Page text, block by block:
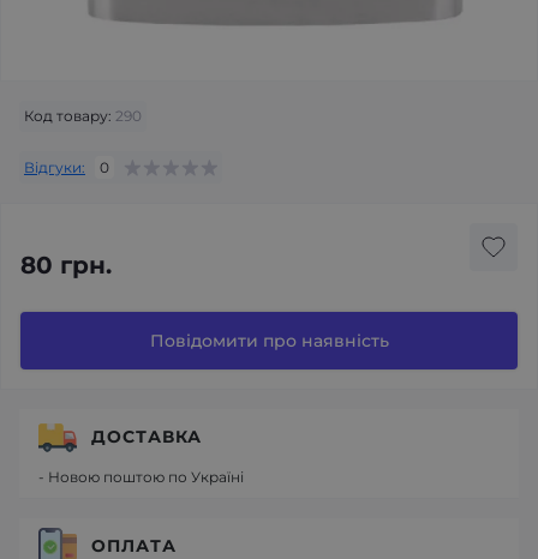
Код товару: 290
Відгуки: 0
80 грн.
Повідомити про наявність
ДОСТАВКА
- Новою поштою по Україні
ОПЛАТА